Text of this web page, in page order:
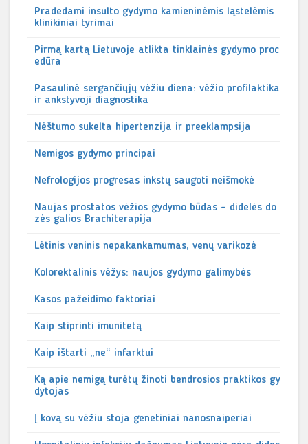
Pradedami insulto gydymo kamieninėmis ląstelėmis
klinikiniai tyrimai
Pirmą kartą Lietuvoje atlikta tinklainės gydymo proc
edūra
Pasaulinė sergančiųjų vėžiu diena: vėžio profilaktika
ir ankstyvoji diagnostika
Nėštumo sukelta hipertenzija ir preeklampsija
Nemigos gydymo principai
Nefrologijos progresas inkstų saugoti neišmokė
Naujas prostatos vėžios gydymo būdas - didelės do
zės galios Brachiterapija
Lėtinis veninis nepakankamumas, venų varikozė
Kolorektalinis vėžys: naujos gydymo galimybės
Kasos pažeidimo faktoriai
Kaip stiprinti imunitetą
Kaip ištarti „ne“ infarktui
Ką apie nemigą turėtų žinoti bendrosios praktikos gy
dytojas
Į kovą su vėžiu stoja genetiniai nanosnaiperiai